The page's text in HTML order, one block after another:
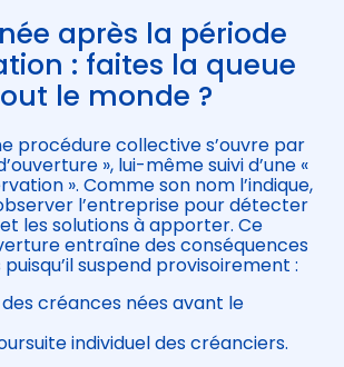
après la période
: faites la queue
le monde ?
procédure collective s’ouvre par
», lui-même suivi d’une «
». Comme son nom l’indique,
l’entreprise pour détecter
les solutions à apporter. Ce
entraîne des conséquences
suspend provisoirement :
créances nées avant le
individuel des créanciers.